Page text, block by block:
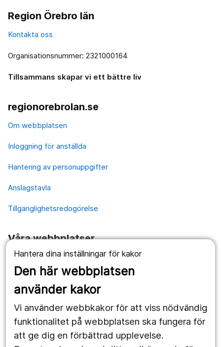
Hantera dina inställningar för kakor
Den här webbplatsen
använder kakor
Vi använder webbkakor för att viss nödvändig
funktionalitet på webbplatsen ska fungera för
att ge dig en förbättrad upplevelse.
Region Örebro län
Kontakta oss
Organisationsnummer: 2321000164
Tillsammans skapar vi ett bättre liv
regionorebrolan.se
Om webbplatsen
Inloggning för anställda
Hantering av personuppgifter
Anslagstavla
Tillgänglighetsredogörelse
Våra webbplatser
1177.se
Länstrafiken
Utveckling